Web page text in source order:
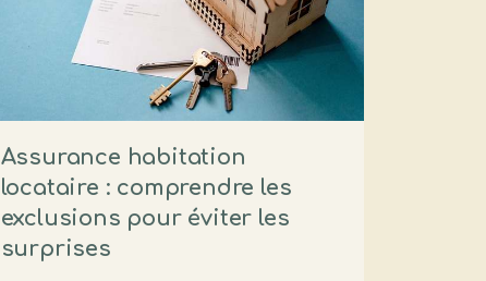
Assurance habitation
locataire : comprendre les
exclusions pour éviter les
surprises